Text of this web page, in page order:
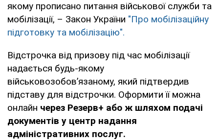
якому прописано питання військової служби та
мобілізації, – Закон України "Про мобілізаційну
підготовку та мобілізацію".
Відстрочка від призову під час мобілізації
надається будь-якому
військовозобов’язаному, який підтвердив
підставу для відстрочки. Оформити її можна
онлайн через Резерв+ або ж шляхом подачі
документів у центр надання
адміністративних послуг.